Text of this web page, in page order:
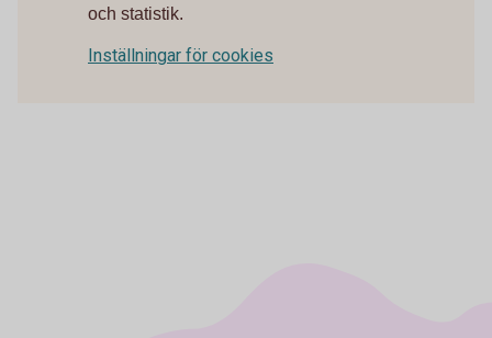
och statistik.
Inställningar för cookies